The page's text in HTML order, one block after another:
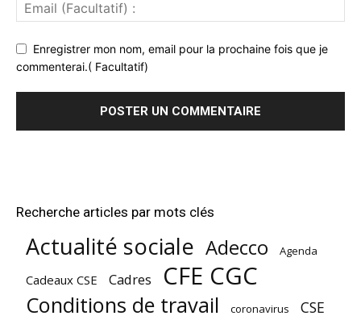
Enregistrer mon nom, email pour la prochaine fois que je
commenterai.( Facultatif)
Recherche articles par mots clés
Actualité sociale Adecco Agenda
Cadeaux CSE Cadres CFE CGC
Conditions de travail coronavirus CSE